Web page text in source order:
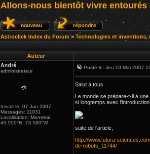
Allons-nous bientôt vivre entourés
Astroclick Index du Forum» Technologies et inventions,
Auteur
André
administrateur
Inscrit le: 07 Jan 2007
Messages: 11031
Localisation: Montreal
45.500°N, 73.580°W
Posté le: Jeu 10 Mai 2007
Salut a tous
Le monde se prépare-t-il à
si longtemps avec
suite de l'article;
http://www.futura-
de-robots_11744/